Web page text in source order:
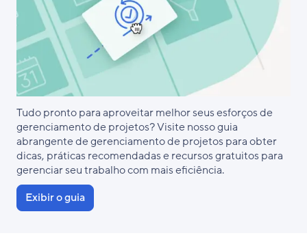
Tudo pronto para aproveitar melhor seus esforços de
gerenciamento de projetos? Visite nosso guia
abrangente de gerenciamento de projetos para obter
dicas, práticas recomendadas e recursos gratuitos para
gerenciar seu trabalho com mais eficiência.
Exibir o guia